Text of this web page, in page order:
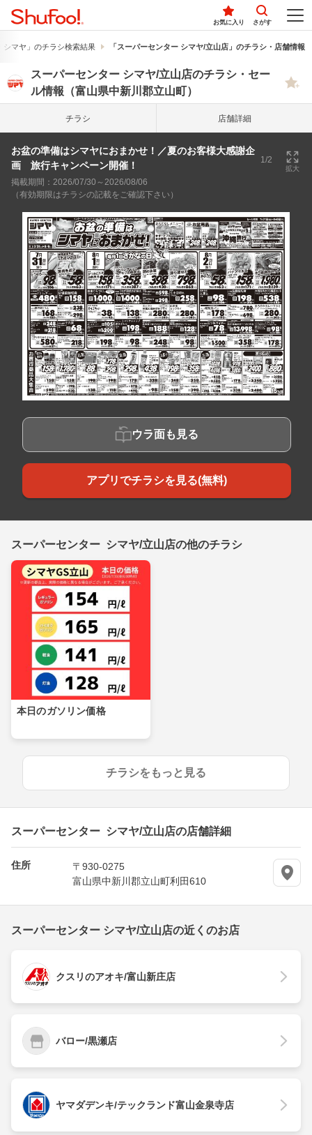
お気に入り さがす
シマヤ」のチラシ検索結果 「スーパーセンター シマヤ/立山店」のチラシ・店舗情報
スーパーセンター シマヤ/立山店のチラシ・セー
ル情報（富山県中新川郡立山町）
チラシ 店舗詳細
お盆の準備はシマヤにおまかせ！／夏のお客様大感謝企
画 旅行キャンペーン開催！
1/2
拡大
掲載期間：2026/07/30～2026/08/06
（有効期限はチラシの記載をご確認下さい）
ウラ面も見る
アプリでチラシを見る(無料)
スーパーセンター シマヤ/立山店の他のチラシ
本日のガソリン価格
チラシをもっと見る
スーパーセンター シマヤ/立山店の店舗詳細
住所
〒930-0275
富山県中新川郡立山町利田610
スーパーセンター シマヤ/立山店の近くのお店
クスリのアオキ/富山新庄店
バロー/黒瀬店
ヤマダデンキ/テックランド富山金泉寺店